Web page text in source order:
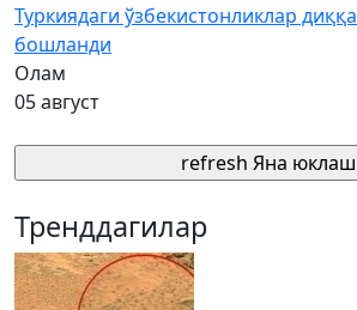
Туркиядаги ўзбекистонликлар
бошланди
Олам
05 август
refresh Яна юклаш
Тренддагилар